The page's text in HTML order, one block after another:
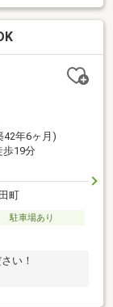
42年6ヶ月)
歩19分
町
駐車場あり
い！